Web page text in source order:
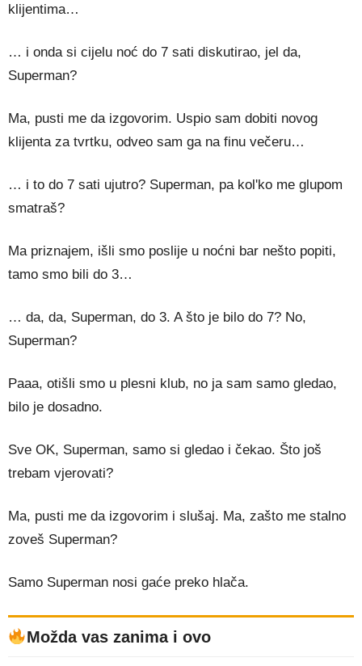
klijentima…
… i onda si cijelu noć do 7 sati diskutirao, jel da,
Superman?
Ma, pusti me da izgovorim. Uspio sam dobiti novog
klijenta za tvrtku, odveo sam ga na finu večeru…
… i to do 7 sati ujutro? Superman, pa kol'ko me glupom
smatraš?
Ma priznajem, išli smo poslije u noćni bar nešto popiti,
tamo smo bili do 3…
… da, da, Superman, do 3. A što je bilo do 7? No,
Superman?
Paaa, otišli smo u plesni klub, no ja sam samo gledao,
bilo je dosadno.
Sve OK, Superman, samo si gledao i čekao. Što još
trebam vjerovati?
Ma, pusti me da izgovorim i slušaj. Ma, zašto me stalno
zoveš Superman?
Samo Superman nosi gaće preko hlača.
Možda vas zanima i ovo